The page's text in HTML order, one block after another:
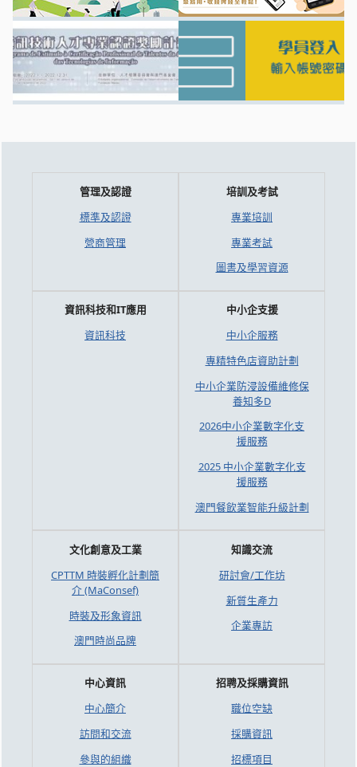
管理及認證
標準及認證
營商管理
培訓及考試
專業培訓
專業考試
圖書及學習資源
資訊科技和IT應用
資訊科技
中小企支援
中小企服務
專精特色店資助計劃
中小企業防浸設備維修保
養知多D
2026中小企業數字化支
援服務
2025 中小企業數字化支
援服務
澳門餐飲業智能升級計劃
文化創意及工業
CPTTM 時裝孵化計劃簡
介 (MaConsef)
時裝及形象資訊
澳門時尚品牌
知識交流
研討會/工作坊
新質生產力
企業專訪
中心資訊
中心簡介
訪問和交流
參與的組織
招聘及採購資訊
職位空缺
採購資訊
招標項目